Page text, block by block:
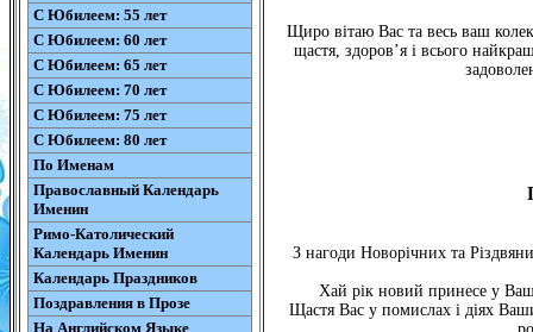
С Юбилеем: 55 лет
С Юбилеем: 60 лет
С Юбилеем: 65 лет
С Юбилеем: 70 лет
С Юбилеем: 75 лет
С Юбилеем: 80 лет
По Именам
Православный Календарь
Именин
Римо-Католический
Календарь Именин
Календарь Праздников
Поздравления в Прозе
На Английском Языке
Щиро вітаю Вас та весь ваш
щастя, здоров’я і всього
З нагоди Новорічних та
Хай рік новий принесе у
Щастя Вас у помислах і діях